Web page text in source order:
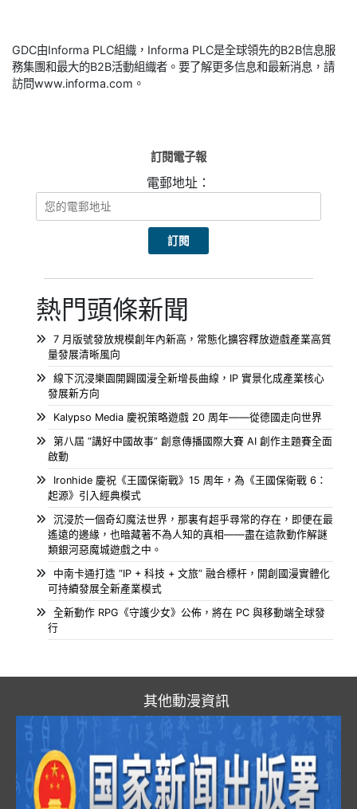
GDC由Informa PLC組織，Informa PLC是全球領先的B2B信息服
務集團和最大的B2B活動組織者。要了解更多信息和最新消息，請
訪問www.informa.com。
訂閱電子報
電郵地址：
熱門頭條新聞
7 月版號發放規模創年內新高，常態化擴容釋放遊戲產業高質
量發展清晰風向
線下沉浸樂園開闢國漫全新增長曲線，IP 實景化成產業核心
發展新方向
Kalypso Media 慶祝策略遊戲 20 周年——從德國走向世界
第八屆 “講好中國故事” 創意傳播國際大賽 AI 創作主題賽全面
啟動
Ironhide 慶祝《王國保衛戰》15 周年，為《王國保衛戰 6：
起源》引入經典模式
沉浸於一個奇幻魔法世界，那裏有超乎尋常的存在，即便在最
遙遠的邊緣，也暗藏著不為人知的真相——盡在這款動作解謎
類銀河惡魔城遊戲之中。
中南卡通打造 “IP + 科技 + 文旅” 融合標杆，開創國漫實體化
可持續發展全新產業模式
全新動作 RPG《守護少女》公佈，將在 PC 與移動端全球發
行
其他動漫資訊